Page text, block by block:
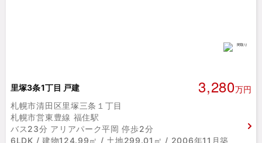
里塚3条1丁目 戸建 3,280万円
札幌市清田区里塚三条１丁目
札幌市営東豊線 福住駅
バス23分 アリアパーク平岡 停歩2分
6LDK / 建物124.99㎡ / 土地299.01㎡ / 2006年11月築